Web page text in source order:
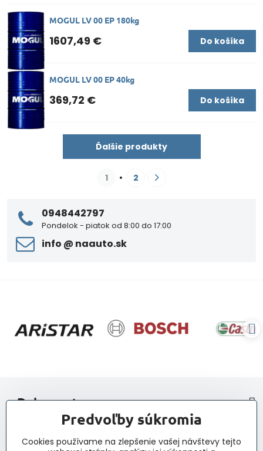
MOGUL LV 00 EP 180kg
1607,49 € Do košíka
MOGUL LV 00 EP 40kg
369,72 € Do košíka
Ďalšie produkty
1 2
0948442797
Pondelok - piatok od 8:00 do 17:00
info ​@ naauto​.sk
> Dokumenty
Predvoľby súkromia
Cookies používame na zlepšenie vašej návštevy tejto